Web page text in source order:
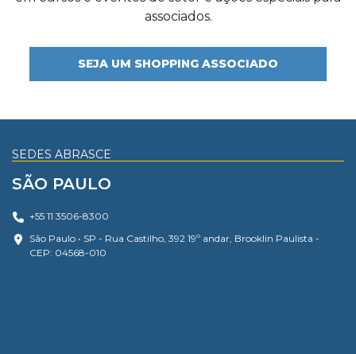
associados.
SEJA UM SHOPPING ASSOCIADO
SEDES ABRASCE
SÃO PAULO
+55 11 3506-8300
São Paulo • SP - Rua Castilho, 392 19º andar, Brooklin Paulista -
CEP: 04568-010